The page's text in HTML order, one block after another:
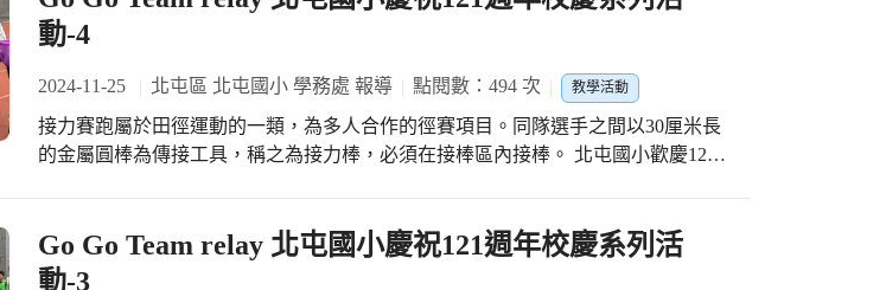
動-4
2024-11-25 北屯區 北屯國小 學務處 報導 點閱數：494 次 教學活動
接力賽跑屬於田徑運動的一類，為多人合作的徑賽項目。同隊選手之間以30厘米長
的金屬圓棒為傳接工具，稱之為接力棒，必須在接棒區內接棒。 北屯國小歡慶121
起來為選手加油！
Go Go Team relay 北屯國小慶祝121週年校慶系列活
動-3